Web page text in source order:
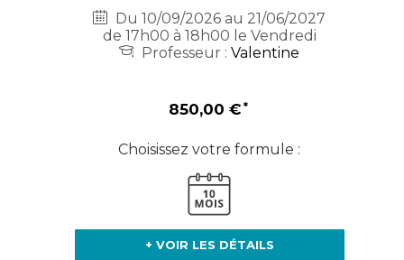
Du 10/09/2026 au 21/06/2027
de 17h00 à 18h00 le Vendredi
Professeur :Valentine
850,00 €
Choisissez votre formule :
+ VOIR LES DÉTAILS